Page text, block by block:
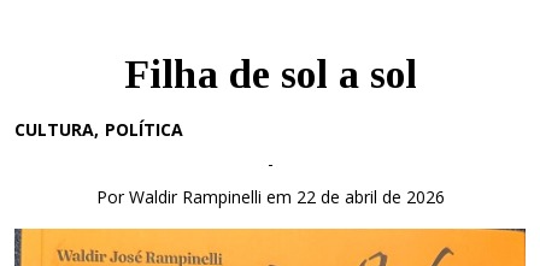
Filha de sol a sol
CULTURA POLÍTICA
-
Por Waldir Rampinelli em 22 de abril de 2026